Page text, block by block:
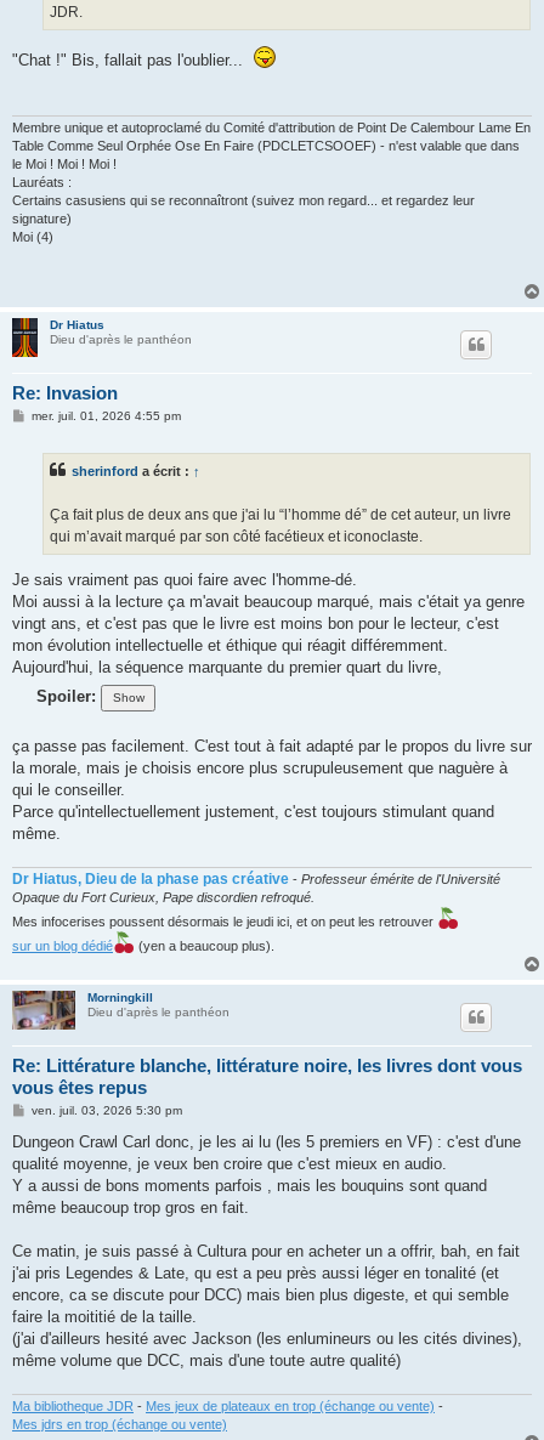
JDR.
"Chat !" Bis, fallait pas l'oublier...
Membre unique et autoproclamé du Comité d'attribution de Point De Calembour Lame En
Table Comme Seul Orphée Ose En Faire (PDCLETCSOOEF) - n'est valable que dans
le Moi ! Moi ! Moi !
Lauréats :
Certains casusiens qui se reconnaîtront (suivez mon regard... et regardez leur
signature)
Moi (4)
Dr Hiatus
Dieu d'après le panthéon
Re: Invasion
Mmer. juil. 01, 2026 4:55 pm
sherinford a écrit : ↑
Ça fait plus de deux ans que j'ai lu “l’homme dé” de cet auteur, un livre
qui m’avait marqué par son côté facétieux et iconoclaste.
Je sais vraiment pas quoi faire avec l'homme-dé.
Moi aussi à la lecture ça m'avait beaucoup marqué, mais c'était ya genre
vingt ans, et c'est pas que le livre est moins bon pour le lecteur, c'est
mon évolution intellectuelle et éthique qui réagit différemment.
Aujourd'hui, la séquence marquante du premier quart du livre,
Spoiler:
ça passe pas facilement. C'est tout à fait adapté par le propos du livre sur
la morale, mais je choisis encore plus scrupuleusement que naguère à
qui le conseiller.
Parce qu'intellectuellement justement, c'est toujours stimulant quand
même.
Dr Hiatus, Dieu de la phase pas créative - Professeur émérite de l'Université
Opaque du Fort Curieux, Pape discordien refroqué.
Mes infocerises poussent désormais le jeudi ici, et on peut les retrouver
sur un blog dédié
(yen a beaucoup plus).
Morningkill
Dieu d'après le panthéon
Re: Littérature blanche, littérature noire, les livres dont vous
vous êtes repus
M
s
a
g
ven. juil. 03, 2026 5:30 pm
Dungeon Crawl Carl donc, je les ai lu (les 5 premiers en VF) : c'est d'une
qualité moyenne, je veux ben croire que c'est mieux en audio.
Y a aussi de bons moments parfois , mais les bouquins sont quand
même beaucoup trop gros en fait.
Ce matin, je suis passé à Cultura pour en acheter un a offrir, bah, en fait
j'ai pris Legendes & Late, qu est a peu près aussi léger en tonalité (et
encore, ca se discute pour DCC) mais bien plus digeste, et qui semble
faire la moititié de la taille.
(j'ai d'ailleurs hesité avec Jackson (les enlumineurs ou les cités divines),
même volume que DCC, mais d'une toute autre qualité)
Ma bibliotheque JDR - Mes jeux de plateaux en trop (échange ou vente) -
Mes jdrs en trop (échange ou vente)